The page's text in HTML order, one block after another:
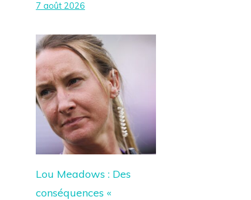
7 août 2026
Lou Meadows : Des
conséquences «